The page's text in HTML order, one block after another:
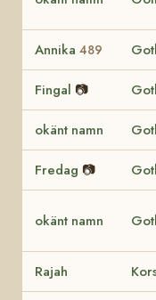
Annika 489
Fingal 📷
okänt namn
Fredag 📷
okänt namn
Rajah